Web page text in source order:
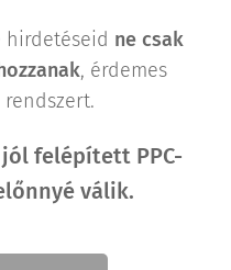
hirdetéseid ne csak
, érdemes
felépített PPC-
válik.